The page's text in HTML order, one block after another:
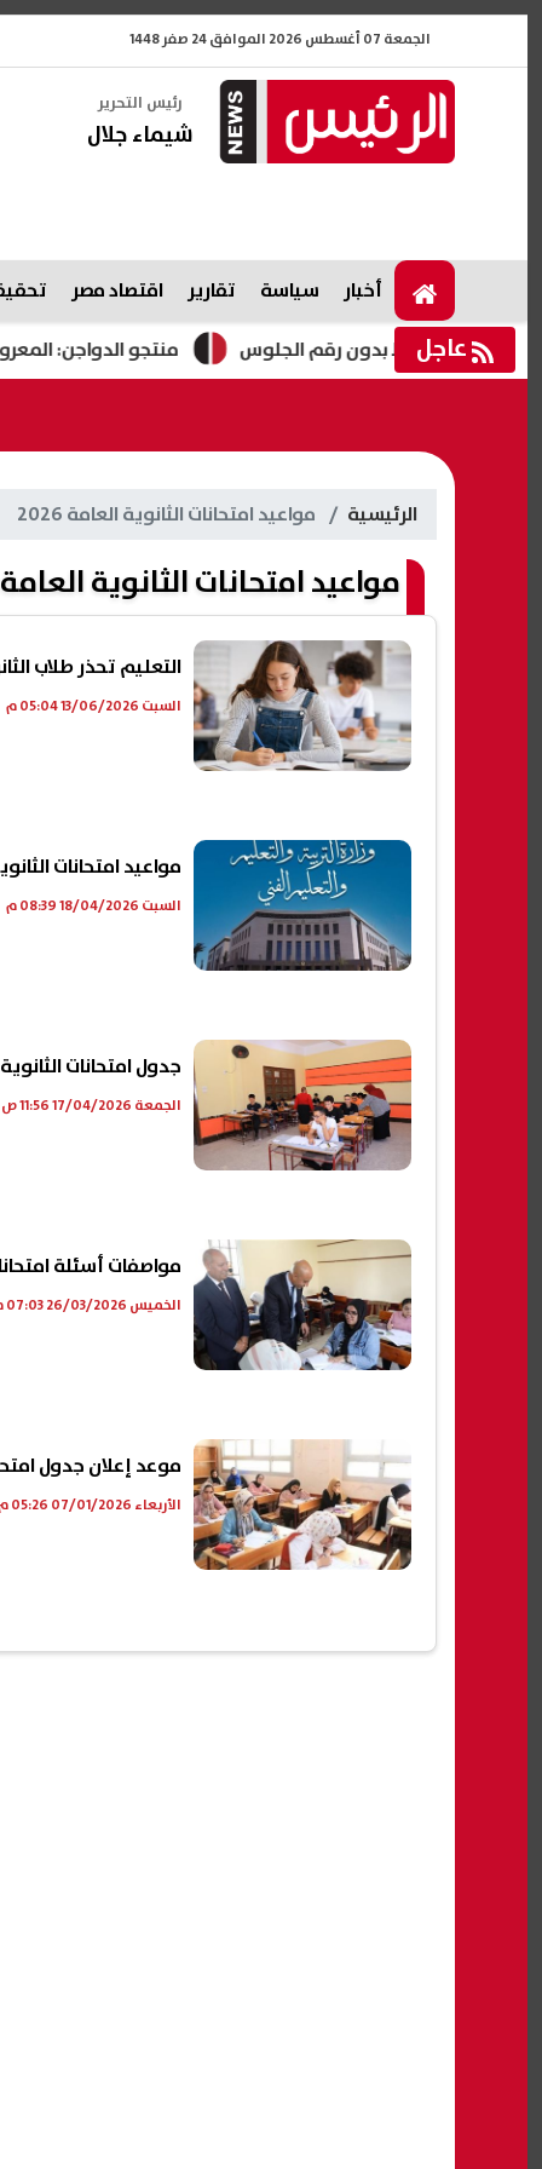
الجمعة 07 أغسطس 2026 الموافق 24 صفر 1448
رئيس التحرير
شيماء جلال
أخبار سياسة تقارير اقتصاد مصر
عاجل منتجو الدواجن: المعروض ارتفع 25% والإنتاج زاد 14% خلال
الرئيسية مواعيد امتحانات الثانوية العامة 2026
مواعيد امتحانات الثانوية العامة 2026
التعليم تحذر طلاب الثانوية 2026: راجع بياناتك قبل
السبت 13/06/2026 05:04 م
مواعيد امتحانات الثانوية العامة 2026
السبت 18/04/2026 08:39 م
جدول امتحانات الثانوية العامة 2026
الجمعة 17/04/2026 11:56 ص
مواصفات أسئلة امتحانات الثانوية
الخميس 26/03/2026 07:03 م
موعد إعلان جدول
الأربعاء 07/01/2026 05:26 م